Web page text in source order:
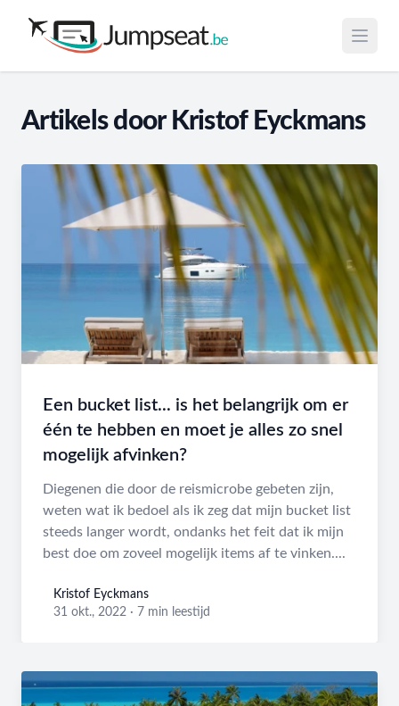
Open
Artikels door Kristof Eyckmans
Een bucket list... is het belangrijk om er
één te hebben en moet je alles zo snel
mogelijk afvinken?
Diegenen die door de reismicrobe gebeten zijn,
weten wat ik bedoel als ik zeg dat mijn bucket list
steeds langer wordt, ondanks het feit dat ik mijn
best doe om zoveel mogelijk items af te vinken....
Kristof Eyckmans
Kristof Eyckmans
31 okt., 2022 · 7 min leestijd